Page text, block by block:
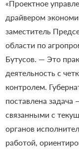
«Проектное
драйвером
заместитель
области по
Бутусов. — Это
деятельность с
контролем.
поставлена задача
связанными с
органов
работой,